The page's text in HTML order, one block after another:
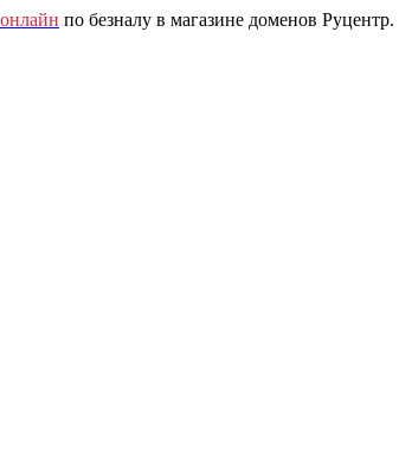
онлайн по безналу в магазине доменов Руцентр.